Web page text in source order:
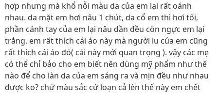
hợp nhưng mà khổ nỗi màu da của em lại rất oánh
nhau. da mặt em hơi nâu 1 chút, da cổ em thì hơi tối,
phần cánh tay của em lại nâu dần đều còn ngực em lại
trắng. em rất thích cái áo này mà người iu của em cũng
rất thích cái áo đó( cái này mới quan trọng ). vậy các mẹ
có thể chỉ bảo cho em biết nên dùng mỹ phẩm như thế
nào để cho làn da của em sáng ra và mịn đều như nhau
được ko? chứ màu sắc cứ loạn cả lên thế này em chết